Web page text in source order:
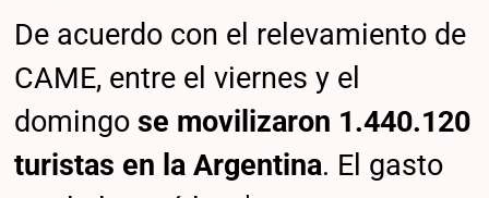
De acuerdo con el relevamiento de
CAME, entre el viernes y el
domingose movilizaron 1.440.120
turistas en la Argentina. El gasto